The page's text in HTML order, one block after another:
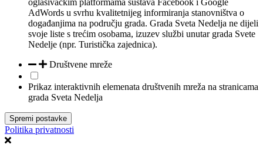
AdWords u svrhu kvalitetnijeg informiranja stanovništva o
događanjima na području grada. Grada Sveta Nedelja ne dijeli
svoje liste s trećim osobama, izuzev službi unutar grada Svete
Nedelje (npr. Turistička zajednica).
Društvene mreže
Prikaz interaktivnih elemenata društvenih mreža na stranicama
grada Sveta Nedelja
Spremi postavke
Politika privatnosti